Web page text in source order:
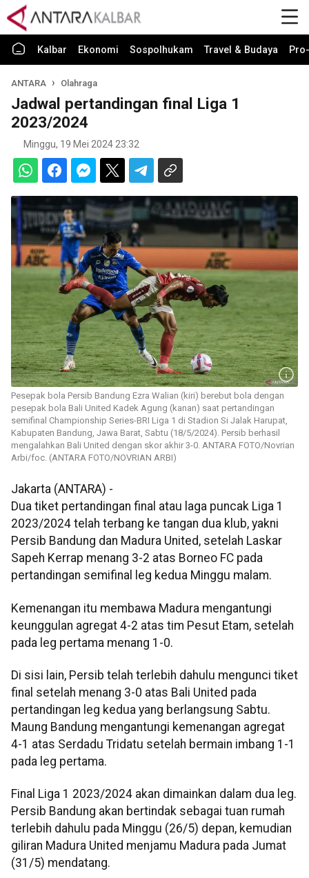
Kalbar Ekonomi Sospolhukam Travel & Budaya
ANTARA Olahraga
Jadwal pertandingan final Liga 1
2023/2024
Minggu, 19 Mei 2024 23:32
Pesepak bola Persib Bandung Ezra Walian (kiri) berebut bola dengan
pesepak bola Bali United Kadek Agung (kanan) saat pertandingan
semifinal Championship Series-BRI Liga 1 di Stadion Si Jalak Harupat,
Kabupaten Bandung, Jawa Barat, Sabtu (18/5/2024). Persib berhasil
mengalahkan Bali United dengan skor akhir 3-0. ANTARA FOTO/Novrian
Arbi/foc. (ANTARA FOTO/NOVRIAN ARBI)
Jakarta (ANTARA) -
Dua tiket pertandingan final atau laga puncak Liga 1
2023/2024 telah terbang ke tangan dua klub, yakni
Persib Bandung dan Madura United, setelah Laskar
Sapeh Kerrap menang 3-2 atas Borneo FC pada
pertandingan semifinal leg kedua Minggu malam.
Kemenangan itu membawa Madura mengantungi
keunggulan agregat 4-2 atas tim Pesut Etam, setelah
pada leg pertama menang 1-0.
Di sisi lain, Persib telah terlebih dahulu mengunci tiket
final setelah menang 3-0 atas Bali United pada
pertandingan leg kedua yang berlangsung Sabtu.
Maung Bandung mengantungi kemenangan agregat
4-1 atas Serdadu Tridatu setelah bermain imbang 1-1
pada leg pertama.
Final Liga 1 2023/2024 akan dimainkan dalam dua leg.
Persib Bandung akan bertindak sebagai tuan rumah
terlebih dahulu pada Minggu (26/5) depan, kemudian
giliran Madura United menjamu Madura pada Jumat
(31/5) mendatang.